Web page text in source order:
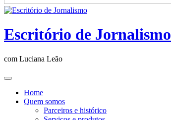
Escritório de Jornalismo
com Luciana Leão
Home
Quem somos
Parceiros e histórico